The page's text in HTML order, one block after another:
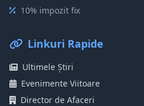
10% impozit fix
Linkuri Rapide
Ultimele Știri
Evenimente Viitoare
Director de Afaceri